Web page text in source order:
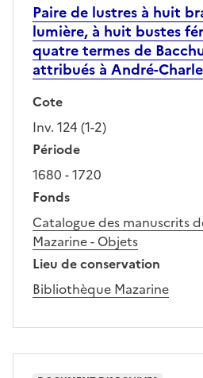
Paire de lustres à huit
lumière, à huit bustes
quatre termes de
attribués à André-
Cote
Inv. 124 (1-2)
Période
1680 - 1720
Fonds
Catalogue des manuscrits
Mazarine - Objets
Lieu de conservation
Bibliothèque Mazarine